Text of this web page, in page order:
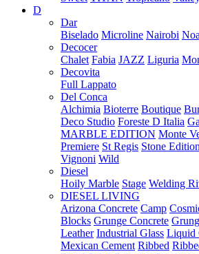
D
Dar
Biselado Microline Nairobi
Decocer
Chalet Fabia JAZZ Liguria
Decovita
Full Lappato
Del Conca
Alchimia Bioterre Boutique
Deco Studio Foreste D Italia
MARBLE EDITION Monte
Premiere St Regis Stone
Vignoni Wild
Diesel
Hoily Marble Stage Welding
DIESEL LIVING
Arizona Concrete Camp
Blocks Grunge Concrete
Leather Industrial Glass Liquid
Mexican Cement Ribbed